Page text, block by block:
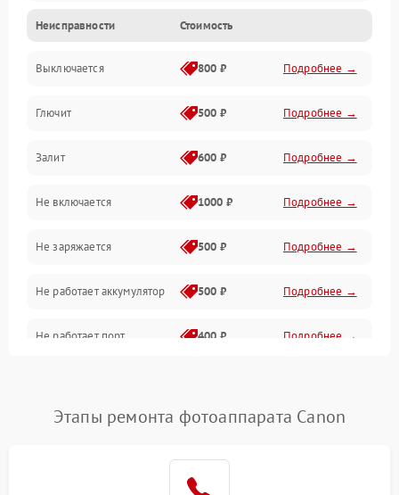
Электронные ошибки
Механические проблемы
Матрица и оптика
Питание и питание цепей
Проблемы с картами памяти
Объективы
Программные сбои
Коммуникации и интерфейсы
Неисправности Стоимость
Выключается 800 ₽ Подробнее →
Глючит 500 ₽ Подробнее →
Залит 600 ₽ Подробнее →
Не включается 1000 ₽ Подробнее →
Не заряжается 500 ₽ Подробнее →
Не работает аккумулятор 500 ₽ Подробнее →
Не работает порт 400 ₽ Подробнее →
Этапы ремонта фотоаппарата Canon